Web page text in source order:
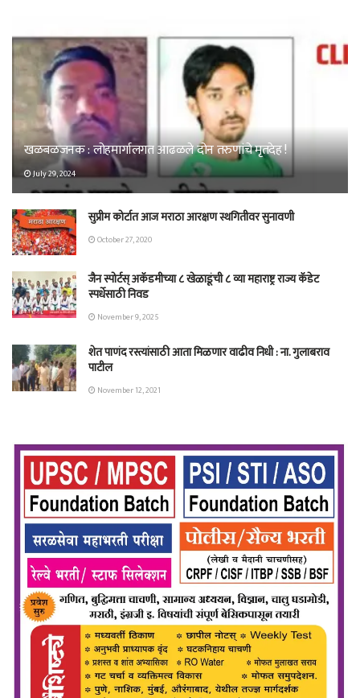
खळबळजनक : लोहमार्गालगत आढळले दोन तरुणांचे मृतदेह !
July 29, 2024
सुप्रीम कोर्टात आज मराठा आरक्षण स्थगितीवर सुनावणी
October 27, 2020
जैन स्पोर्टस् अकॅडमीच्या ८ खेळाडूंची ८ व्या महाराष्ट्र राज्य कॅडेट
स्पर्धेसाठी निवड
November 9, 2025
शेत पाणंद रस्त्यांसाठी आता मिळणार वाढीव निधी : ना. गुलाबराव
पाटील
November 12, 2021